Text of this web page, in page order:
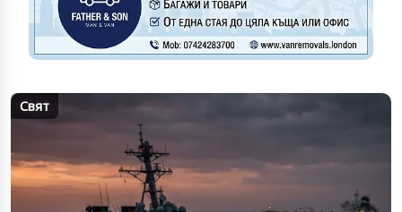
Свят